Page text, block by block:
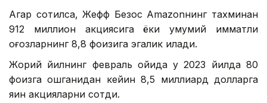
Агар сотилса, Жефф Безос Amazonнинг тахминан
912 миллион акциясига ёки умумий қимматли
қоғозларнинг 8,8 фоизига эгалик қилади.
Жорий йилнинг февраль ойида у 2023 йилда 80
фоизга ошганидан кейин 8,5 миллиард долларга
яқин акцияларни сотди.